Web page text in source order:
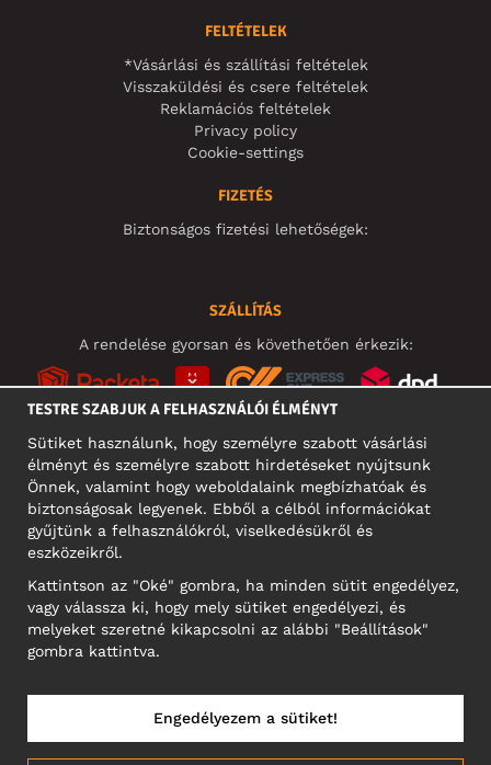
FELTÉTELEK
*Vásárlási és szállítási feltételek
Visszaküldési és csere feltételek
Reklamációs feltételek
Privacy policy
Cookie-settings
FIZETÉS
Biztonságos fizetési lehetőségek:
SZÁLLÍTÁS
A rendelése gyorsan és követhetően érkezik:
KÖZÖSSÉGI MÉDIA
Motley Denim Europe OÜ
Narva mnt 5, EE-10117 Tallinn
Reg: 12356245
TESTRE SZABJUK A FELHASZNÁLÓI ÉLMÉNYT
Sütiket használunk, hogy személyre szabott vásárlási
élményt és személyre szabott hirdetéseket nyújtsunk
Önnek, valamint hogy weboldalaink megbízhatóak és
biztonságosak legyenek. Ebből a célból információkat
gyűjtünk a felhasználókról, viselkedésükről és
eszközeikről.
Kattintson az "Oké" gombra, ha minden sütit engedélyez,
vagy válassza ki, hogy mely sütiket engedélyezi, és
melyeket szeretné kikapcsolni az alábbi "Beállítások"
gombra kattintva.
Engedélyezem a sütiket!